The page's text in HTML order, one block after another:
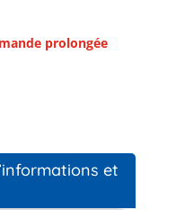
prolongée
et